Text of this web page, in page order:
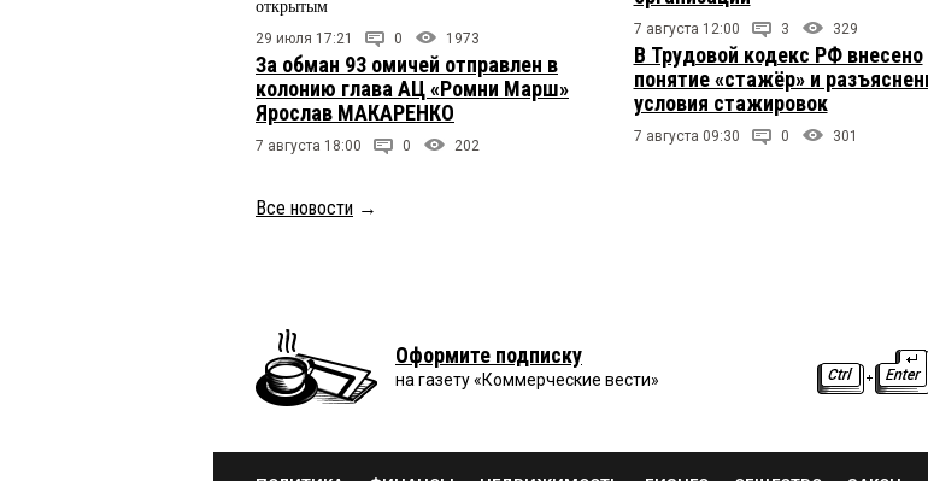
открытым
29 июля 17:21 0 1973
За обман 93 омичей отправлен в
колонию глава АЦ «Ромни Марш»
Ярослав МАКАРЕНКО
7 августа 18:00 0 202
7 августа 12:00 3 329
В Трудовой кодекс РФ внесено
понятие «стажёр» и
условия стажировок
7 августа 09:30 0 301
Все новости →
Оформите подписку
на газету «Коммерческие вести»